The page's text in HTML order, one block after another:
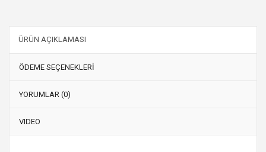
ÜRÜN AÇIKLAMASI
ÖDEME SEÇENEKLERİ
YORUMLAR (0)
VIDEO